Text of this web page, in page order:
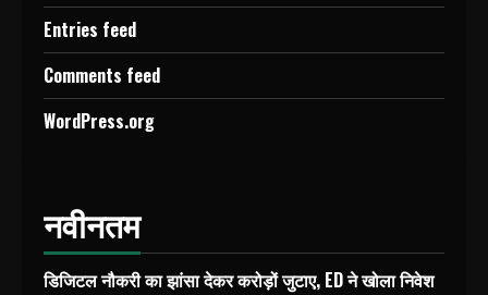
Entries feed
Comments feed
WordPress.org
नवीनतम
डिजिटल नौकरी का झांसा देकर करोड़ों जुटाए, ED ने खोला निवेश